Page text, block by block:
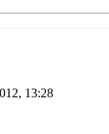
13:28